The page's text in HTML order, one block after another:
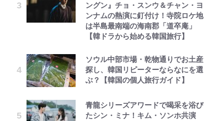
ングン』チョ・スンウ＆チャン・ヨ
ンナムの熱演に釘付け！寺院ロケ地
は半島最南端の海南郡「道卒庵」
【韓ドラから始める韓国旅行】
ソウル中部市場・乾物通りでお土産
探し、韓国リピーターならなにを選
ぶ？【韓国の個人旅行ガイド】
青龍シリーズアワードで喝采を浴び
たシン・ミナ！キム・ソンホ共演